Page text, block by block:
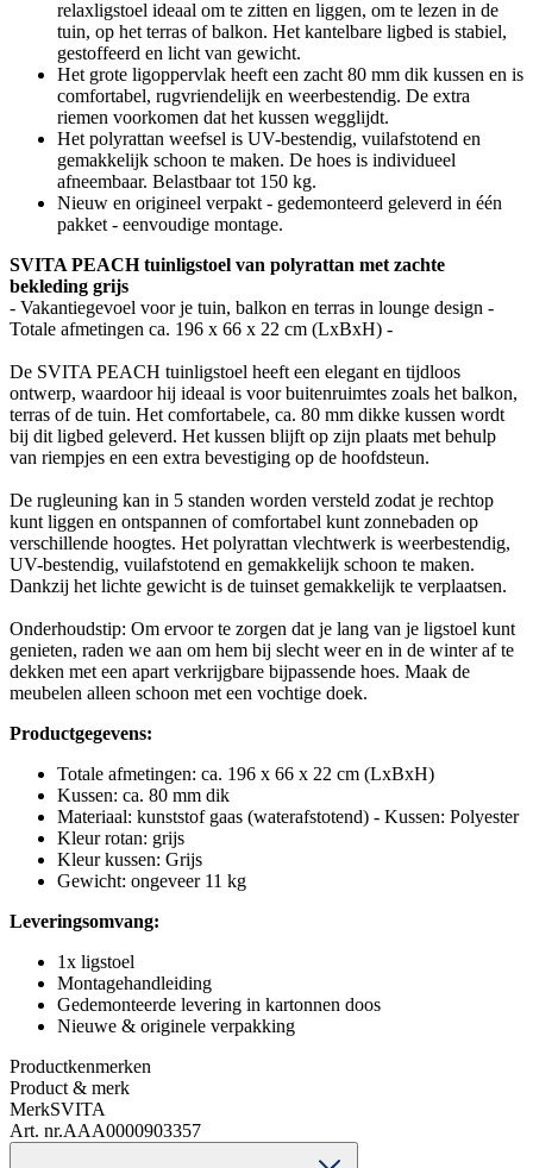
relaxligstoel ideaal om te zitten en liggen, om te lezen in de
tuin, op het terras of balkon. Het kantelbare ligbed is stabiel,
gestoffeerd en licht van gewicht.
Het grote ligoppervlak heeft een zacht 80 mm dik kussen en is
comfortabel, rugvriendelijk en weerbestendig. De extra
riemen voorkomen dat het kussen wegglijdt.
Het polyrattan weefsel is UV-bestendig, vuilafstotend en
gemakkelijk schoon te maken. De hoes is individueel
afneembaar. Belastbaar tot 150 kg.
Nieuw en origineel verpakt - gedemonteerd geleverd in één
pakket - eenvoudige montage.
SVITA PEACH tuinligstoel van polyrattan met zachte
bekleding grijs
- Vakantiegevoel voor je tuin, balkon en terras in lounge design -
Totale afmetingen ca. 196 x 66 x 22 cm (LxBxH) -
De SVITA PEACH tuinligstoel heeft een elegant en tijdloos
ontwerp, waardoor hij ideaal is voor buitenruimtes zoals het balkon,
terras of de tuin. Het comfortabele, ca. 80 mm dikke kussen wordt
bij dit ligbed geleverd. Het kussen blijft op zijn plaats met behulp
van riempjes en een extra bevestiging op de hoofdsteun.
De rugleuning kan in 5 standen worden versteld zodat je rechtop
kunt liggen en ontspannen of comfortabel kunt zonnebaden op
verschillende hoogtes. Het polyrattan vlechtwerk is weerbestendig,
UV-bestendig, vuilafstotend en gemakkelijk schoon te maken.
Dankzij het lichte gewicht is de tuinset gemakkelijk te verplaatsen.
Onderhoudstip: Om ervoor te zorgen dat je lang van je ligstoel kunt
genieten, raden we aan om hem bij slecht weer en in de winter af te
dekken met een apart verkrijgbare bijpassende hoes. Maak de
meubelen alleen schoon met een vochtige doek.
Productgegevens:
Totale afmetingen: ca. 196 x 66 x 22 cm (LxBxH)
Kussen: ca. 80 mm dik
Materiaal: kunststof gaas (waterafstotend) - Kussen: Polyester
Kleur rotan: grijs
Kleur kussen: Grijs
Gewicht: ongeveer 11 kg
Leveringsomvang:
1x ligstoel
Montagehandleiding
Gedemonteerde levering in kartonnen doos
Nieuwe & originele verpakking
Productkenmerken
Product & merk
MerkSVITA
Art. nr.AAA0000903357